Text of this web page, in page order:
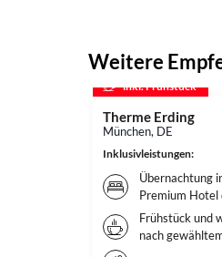
Weitere
inkl. Frühstück
Therme Erding
München, DE
Inklusivleistungen:
Übernachtung
Premium Hotel
Frühstück und
nach